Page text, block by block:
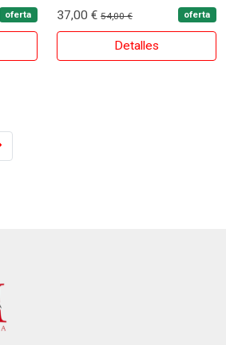
oferta 37,00 € 54,00 € oferta
Detalles